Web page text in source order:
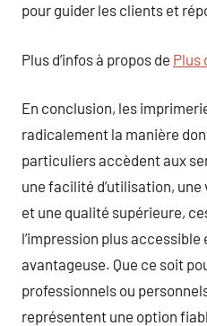
pour guider les clients et
Plus d’infos à propos de Plus
En conclusion, les
radicalement la manière
particuliers accèdent aux
une facilité d’utilisation,
et une qualité supérieure,
l’impression plus
avantageuse. Que ce soit
professionnels ou
représentent une option